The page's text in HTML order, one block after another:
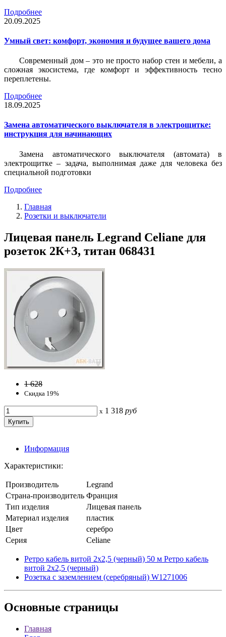
Подробнее
20.09.2025
Умный свет: комфорт, экономия и будущее вашего дома
Современный дом – это не просто набор стен и мебели, а
сложная экосистема, где комфорт и эффективность тесно
переплетены.
Подробнее
18.09.2025
Замена автоматического выключателя в электрощитке:
инструкция для начинающих
Замена автоматического выключателя (автомата) в
электрощитке – задача, выполнимая даже для человека без
специальной подготовки
Подробнее
Главная
Розетки и выключатели
Лицевая панель Legrand Celiane для
розеток 2К+З, титан 068431
1 628
Скидка 19%
x 1 318 руб
Информация
Характеристики:
Производитель
Legrand
Страна-производитель Франция
Тип изделия
Лицевая панель
Материал изделия
пластик
Цвет
серебро
Серия
Celiane
Ретро кабель витой 2х2,5 (черный) 50 м Ретро кабель
витой 2х2,5 (черный)
Розетка с заземлением (серебряный) W1271006
Основные страницы
Главная